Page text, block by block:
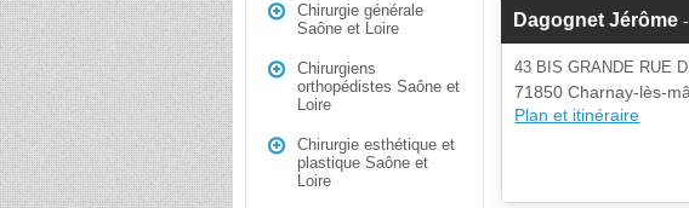
Chirurgie générale
Saône et Loire
Chirurgiens
orthopédistes Saône et
Loire
Chirurgie esthétique et
plastique Saône et
Loire
Dagognet Jérôme
43 BIS GRANDE RUE
71850 Charnay-lès-
Plan et itinéraire